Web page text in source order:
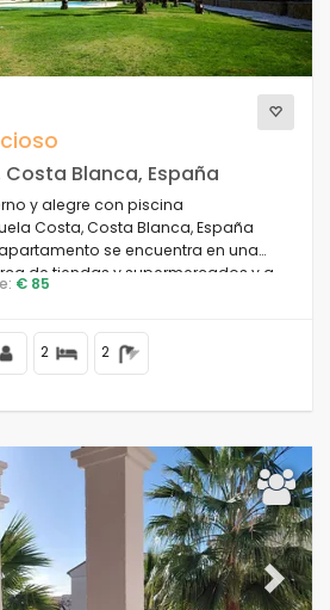
Blanca, España
y alegre con piscina
Costa, Costa Blanca, España
se encuentra en una
de tiendas y supermercados y a
la Mosca.
€ 85
2 2
Next